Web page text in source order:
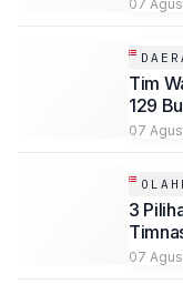
07
Tim
129
07
3
07